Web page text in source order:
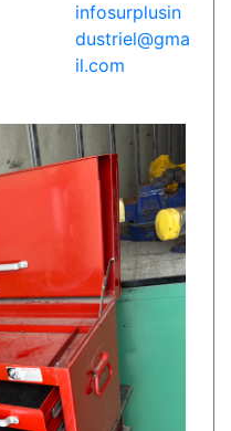
infosurplusin
dustriel@gma
il.com